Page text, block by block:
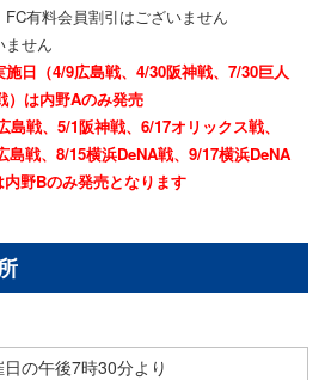
有料会員割引はございません
ません
日（4/9広島戦、4/30阪神戦、7/30巨人
）は内野Aのみ発売
戦、5/1阪神戦、6/17オリックス戦、
島戦、8/15横浜DeNA戦、9/17横浜DeNA
野Bのみ発売となります
の午後7時30分より